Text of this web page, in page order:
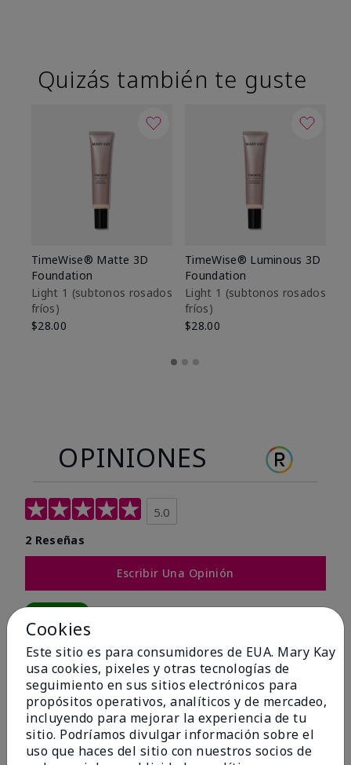
Quizás también te guste
TimeWise® Matte 3D
Foundation
Light 1​ (subtonos rosados
fríos)
$28.00
TimeWise® Luminous 3D
Foundation
Light 1​ (subtonos rosados
fríos)
$28.00
OPINIONES
5.0
2 Reseñas
Escribir Una Opinión
de los encuestados recomendaría a un amigo.
5 estrellas
2
4 estrellas
0
3 estrellas
0
Cookies
Este sitio es para consumidores de EUA. Mary Kay
usa cookies, pixeles y otras tecnologías de
seguimiento en sus sitios electrónicos para
propósitos operativos, analíticos y de mercadeo,
incluyendo para mejorar la experiencia de tu
sitio. Podríamos divulgar información sobre el
uso que haces del sitio con nuestros socios de